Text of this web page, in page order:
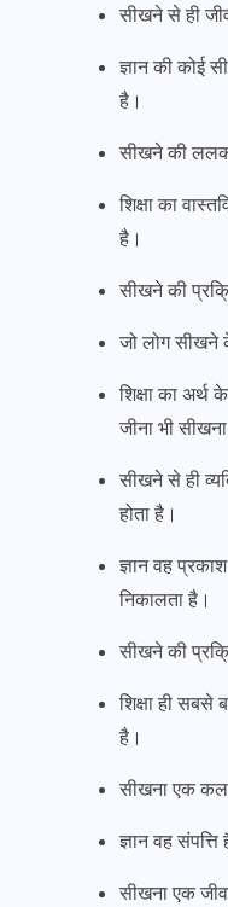
सीखने से ही
ज्ञान की कोई
है।
सीखने की ललक
शिक्षा का
है।
सीखने की
जो लोग सीखने
शिक्षा का अर्थ
जीना भी
सीखने से ही
होता है।
ज्ञान वह
निकालता है।
सीखने की
शिक्षा ही
है।
सीखना एक
ज्ञान वह
सीखना एक